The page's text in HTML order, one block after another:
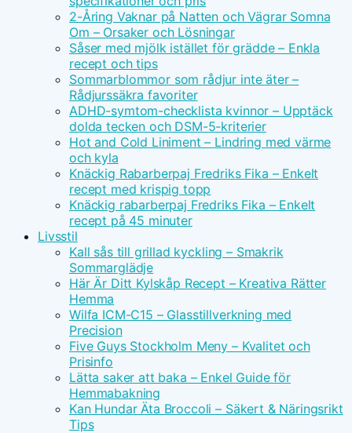
2-Åring Vaknar på Natten och Vägrar Somna
Om – Orsaker och Lösningar
Såser med mjölk istället för grädde – Enkla
recept och tips
Sommarblommor som rådjur inte äter –
Rådjurssäkra favoriter
ADHD-symtom-checklista kvinnor – Upptäck
dolda tecken och DSM-5-kriterier
Hot and Cold Liniment – Lindring med värme
och kyla
Knäckig Rabarberpaj Fredriks Fika – Enkelt
recept med krispig topp
Knäckig rabarberpaj Fredriks Fika – Enkelt
recept på 45 minuter
Livsstil
Kall sås till grillad kyckling – Smakrik
Sommarglädje
Här Är Ditt Kylskåp Recept – Kreativa Rätter
Hemma
Wilfa ICM-C15 – Glasstillverkning med
Precision
Five Guys Stockholm Meny – Kvalitet och
Prisinfo
Lätta saker att baka – Enkel Guide för
Hemmabakning
Kan Hundar Äta Broccoli – Säkert & Näringsrikt
Tips